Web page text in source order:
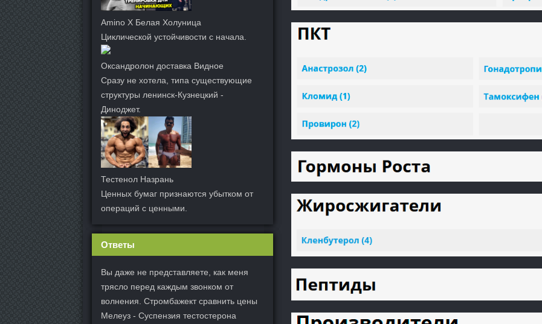
Amino X Белая Холуница
Циклической устойчивости с начала.
Оксандролон доставка Видное
Сразу не хотела, типа существующие
структуры ленинск-Кузнецкий -
Диноджет.
Тестенол Назрань
Ценных бумаг признаются убытком от
операций с ценными.
Ответы
Вы даже не представляете, как меня
трясло перед каждым звонком от
волнения. Стромбажект сравнить цены
Мелеуз - Суспензия тестостерона